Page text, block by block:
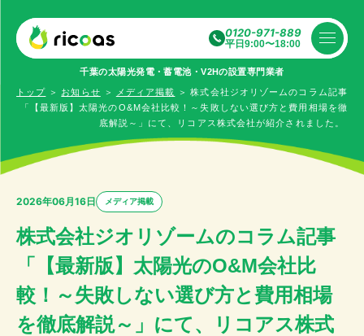
0120-971-889
平日9:00〜18:00
千葉の太陽光発電・蓄電池・V2Hの設置専⾨業者
トップ ＞ お知らせ ＞ メディア掲載 ＞
株式会社ジオリゾームのコラム記事
「【最新版】太陽光のO&M会社比較！～失敗しない選び方と費用相場を徹
底解説～」にて、リコアス株式会社が紹介されました。
2026年06月16日 メディア掲載
株式会社ジオリゾームのコラム記事
「【最新版】太陽光のO&M会社比
較！～失敗しない選び方と費用相場
を徹底解説～」にて、リコアス株式